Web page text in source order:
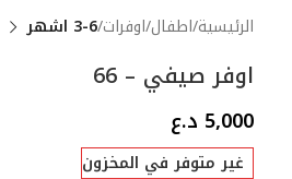
الرئيسية اطفال اوفرات 3-6 اشهر
اوفر صيفي – 66
5,000 د.ع
غير متوفر في المخزون